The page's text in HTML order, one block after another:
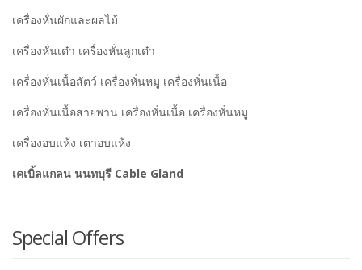
เครื่องหั่นผักและผลไม้
เครื่องหั่นเต๋า เครื่องหั่นลูกเต๋า
เครื่องหั่นเนื้อสัตว์ เครื่องหั่นหมู เครื่องหั่นเนื้อ
เครื่องหั่นเนื้อสายพาน เครื่องหั่นเนื้อ เครื่องหั่นหมู
เครื่องอบแห้ง เตาอบแห้ง
เคเบิ้ลแกลน นนทบุรี Cable Gland
Special Offers